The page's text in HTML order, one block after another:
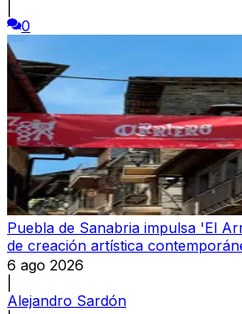
0
Puebla de Sanabria impulsa 'El
de creación artística
6 ago 2026
Alejandro Sardón